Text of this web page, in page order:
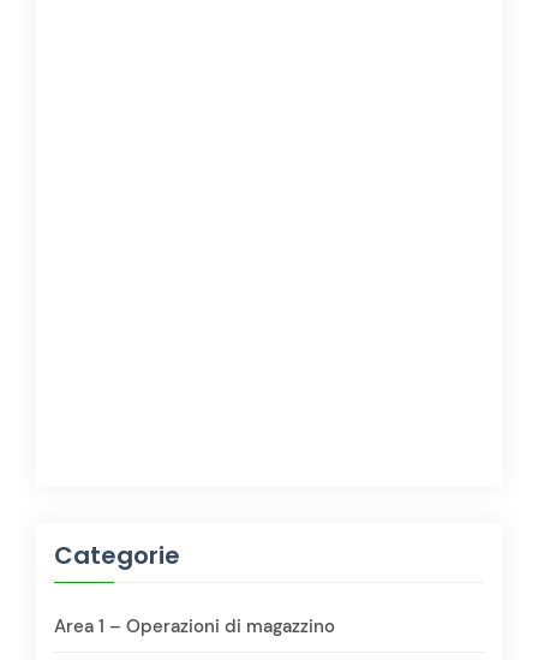
Categorie
Area 1 – Operazioni di magazzino